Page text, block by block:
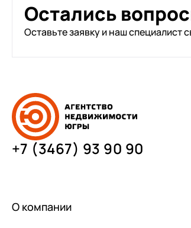
+7 (3467) 93 90 90
Остались
Оставьте заявку и наш специалист
О компании